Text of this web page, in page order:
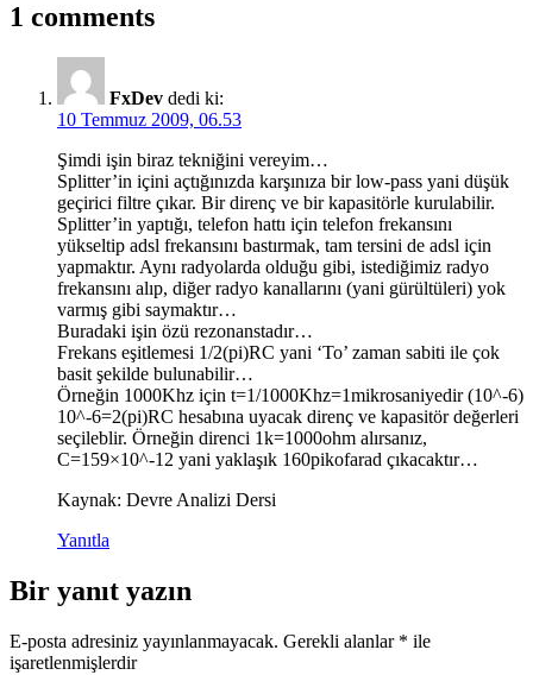
1 comments
FxDev dedi ki:
10 Temmuz 2009, 06.53
Şimdi işin biraz tekniğini vereyim…
Splitter’in içini açtığınızda karşınıza bir low-pass yani düşük
geçirici filtre çıkar. Bir direnç ve bir kapasitörle kurulabilir.
Splitter’in yaptığı, telefon hattı için telefon frekansını
yükseltip adsl frekansını bastırmak, tam tersini de adsl için
yapmaktır. Aynı radyolarda olduğu gibi, istediğimiz radyo
frekansını alıp, diğer radyo kanallarını (yani gürültüleri) yok
varmış gibi saymaktır…
Buradaki işin özü rezonanstadır…
Frekans eşitlemesi 1/2(pi)RC yani ‘To’ zaman sabiti ile çok
basit şekilde bulunabilir…
Örneğin 1000Khz için t=1/1000Khz=1mikrosaniyedir (10^-6)
10^-6=2(pi)RC hesabına uyacak direnç ve kapasitör değerleri
seçileblir. Örneğin direnci 1k=1000ohm alırsanız,
C=159×10^-12 yani yaklaşık 160pikofarad çıkacaktır…
Kaynak: Devre Analizi Dersi
Yanıtla
Bir yanıt yazın
E-posta adresiniz yayınlanmayacak. Gerekli alanlar * ile
işaretlenmişlerdir